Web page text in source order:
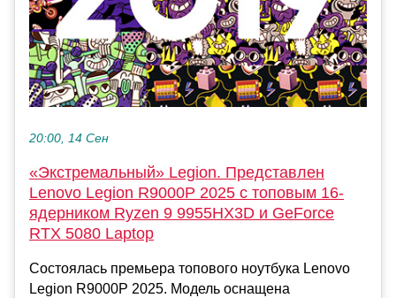
20:00, 14 Сен
«Экстремальный» Legion. Представлен
Lenovo Legion R9000P 2025 с топовым 16-
ядерником Ryzen 9 9955HX3D и GeForce
RTX 5080 Laptop
Состоялась премьера топового ноутбука Lenovo
Legion R9000P 2025. Модель оснащена